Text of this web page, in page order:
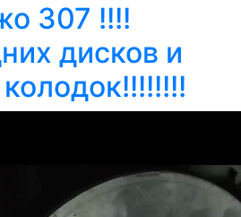
307 !!!!
дисков и